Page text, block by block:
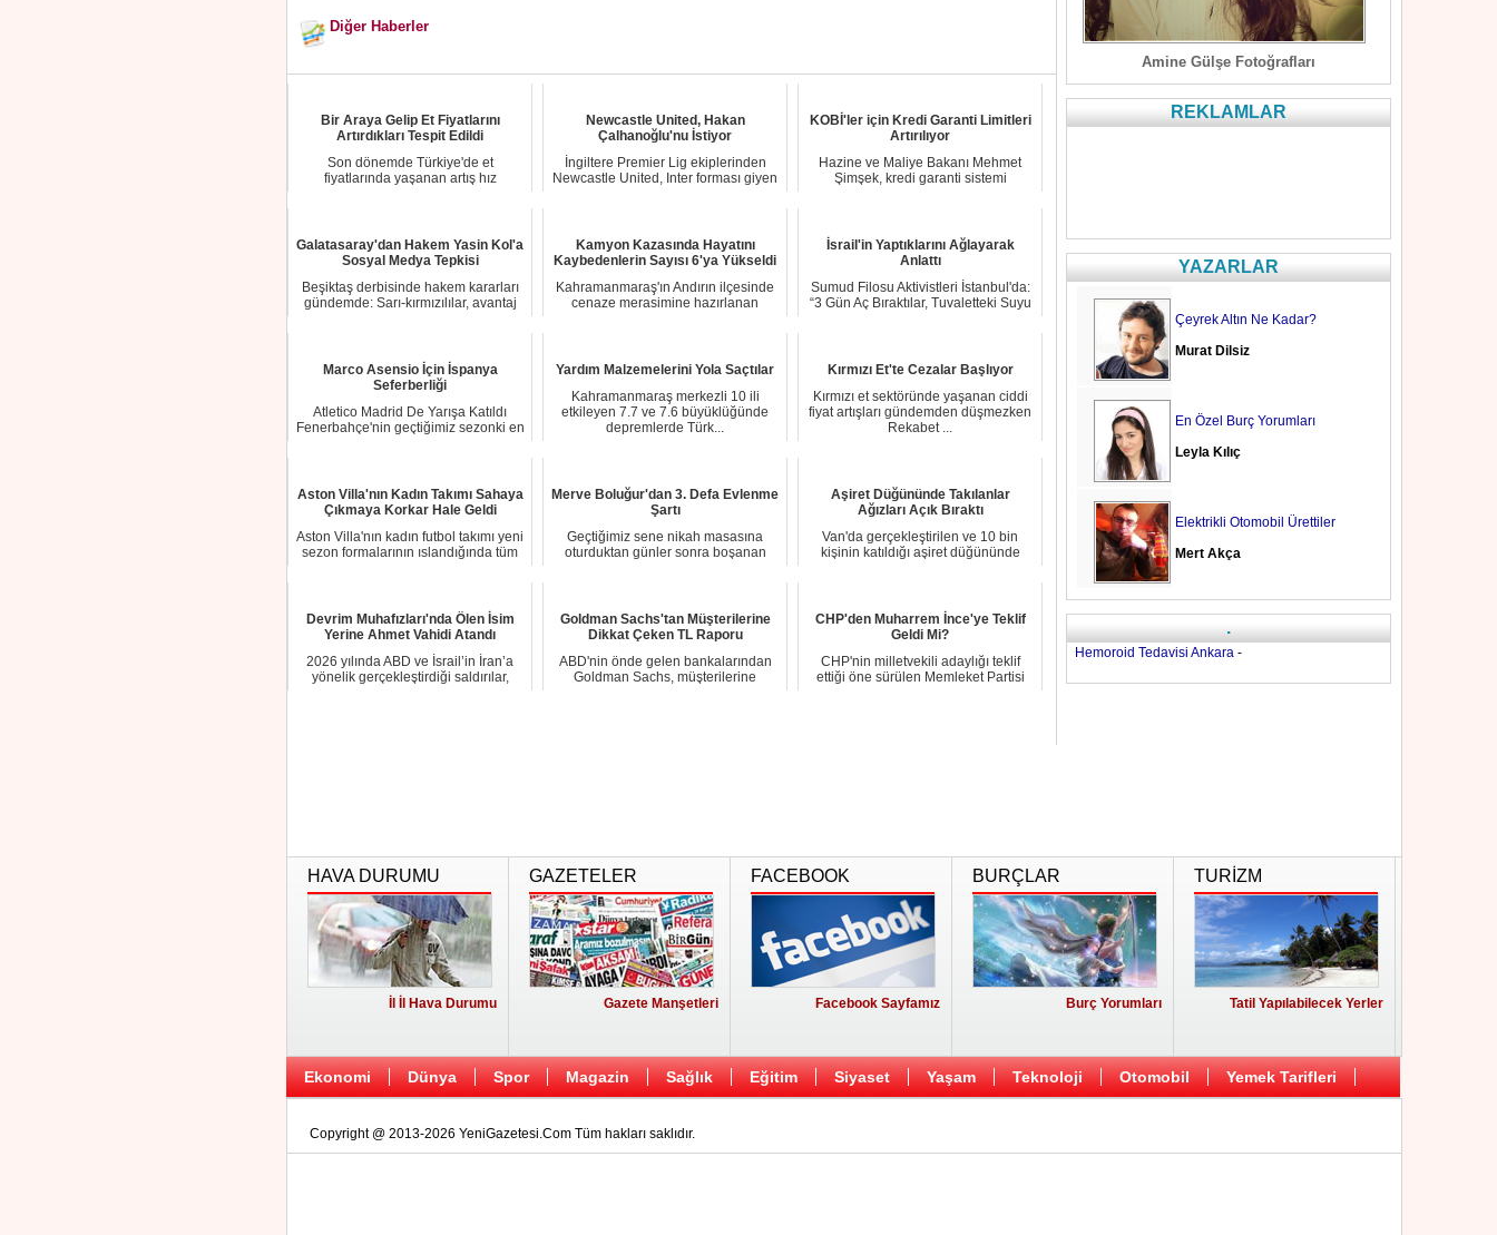
Diğer Haberler
Bir Araya Gelip Et Fiyatlarını
Artırdıkları Tespit Edildi
Son dönemde Türkiye'de et
fiyatlarında yaşanan artış hız
Newcastle United, Hakan
Çalhanoğlu'nu İstiyor
İngiltere Premier Lig ekiplerinden
Newcastle United, Inter forması giyen
KOBİ'ler için Kredi Garanti Limitleri
Artırılıyor
Hazine ve Maliye Bakanı Mehmet
Şimşek, kredi garanti sistemi
Galatasaray'dan Hakem Yasin Kol'a
Sosyal Medya Tepkisi
Beşiktaş derbisinde hakem kararları
gündemde: Sarı-kırmızılılar, avantaj
Kamyon Kazasında Hayatını
Kaybedenlerin Sayısı 6'ya Yükseldi
Kahramanmaraş'ın Andırın ilçesinde
cenaze merasimine hazırlanan
İsrail'in Yaptıklarını Ağlayarak
Anlattı
Sumud Filosu Aktivistleri İstanbul'da:
“3 Gün Aç Bıraktılar, Tuvaletteki Suyu
Marco Asensio İçin İspanya
Seferberliği
Atletico Madrid De Yarışa Katıldı
Fenerbahçe'nin geçtiğimiz sezonki en
Yardım Malzemelerini Yola Saçtılar
Kahramanmaraş merkezli 10 ili
etkileyen 7.7 ve 7.6 büyüklüğünde
depremlerde Türk...
Kırmızı Et'te Cezalar Başlıyor
Kırmızı et sektöründe yaşanan ciddi
fiyat artışları gündemden düşmezken
Rekabet ...
Aston Villa'nın Kadın Takımı Sahaya
Çıkmaya Korkar Hale Geldi
Aston Villa'nın kadın futbol takımı yeni
sezon formalarının ıslandığında tüm
Merve Boluğur'dan 3. Defa Evlenme
Şartı
Geçtiğimiz sene nikah masasına
oturduktan günler sonra boşanan
Aşiret Düğününde Takılanlar
Ağızları Açık Bıraktı
Van'da gerçekleştirilen ve 10 bin
kişinin katıldığı aşiret düğününde
Devrim Muhafızları'nda Ölen İsim
Yerine Ahmet Vahidi Atandı
2026 yılında ABD ve İsrail’in İran’a
yönelik gerçekleştirdiği saldırılar,
Goldman Sachs'tan Müşterilerine
Dikkat Çeken TL Raporu
ABD'nin önde gelen bankalarından
Goldman Sachs, müşterilerine
CHP'den Muharrem İnce'ye Teklif
Geldi Mi?
CHP'nin milletvekili adaylığı teklif
ettiği öne sürülen Memleket Partisi
Amine Gülşe Fotoğrafları
REKLAMLAR
YAZARLAR
Çeyrek Altın Ne Kadar?
Murat Dilsiz
En Özel Burç Yorumları
Leyla Kılıç
Elektrikli Otomobil Ürettiler
Mert Akça
.
Hemoroid Tedavisi Ankara -
HAVA DURUMU
İl İl Hava Durumu
GAZETELER
Gazete Manşetleri
FACEBOOK
Facebook Sayfamız
BURÇLAR
Burç Yorumları
TURİZM
Tatil Yapılabilecek Yerler
Ekonomi Dünya Spor Magazin Sağlık Eğitim Siyaset Yaşam Teknoloji Otomobil Yemek Tarifleri
Copyright @ 2013-2026 YeniGazetesi.Com Tüm hakları saklıdır.